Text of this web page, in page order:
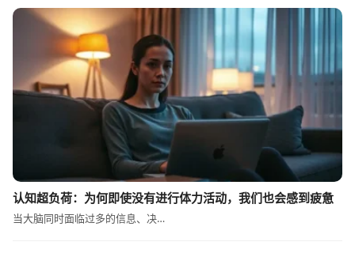
认知超负荷：为何即使没有进行体力活动，我们也会感到疲惫
当大脑同时面临过多的信息、决…